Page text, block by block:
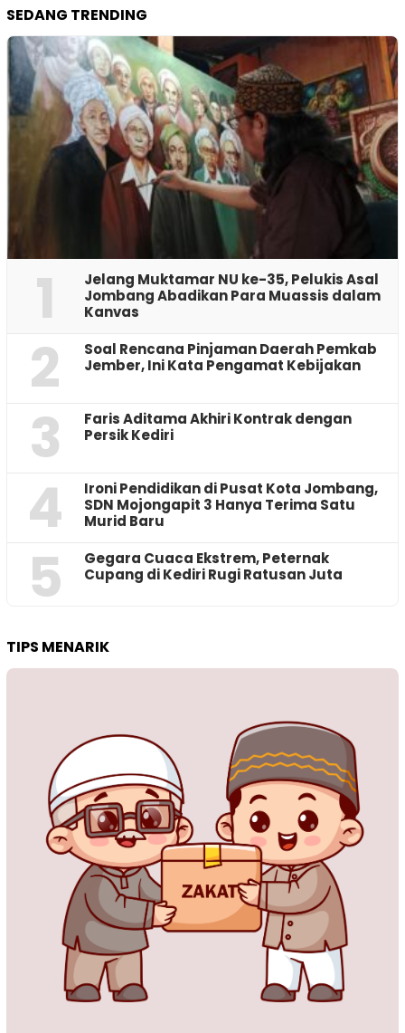
SEDANG TRENDING
1
Jelang Muktamar NU ke-35, Pelukis Asal
Jombang Abadikan Para Muassis dalam
Kanvas
2
‎Soal Rencana Pinjaman Daerah Pemkab
Jember, Ini Kata Pengamat Kebijakan ‎
3
Faris Aditama Akhiri Kontrak dengan
Persik Kediri
4
Ironi Pendidikan di Pusat Kota Jombang,
SDN Mojongapit 3 Hanya Terima Satu
Murid Baru
5
‎Gegara Cuaca Ekstrem, Peternak
Cupang di Kediri Rugi Ratusan Juta
TIPS MENARIK